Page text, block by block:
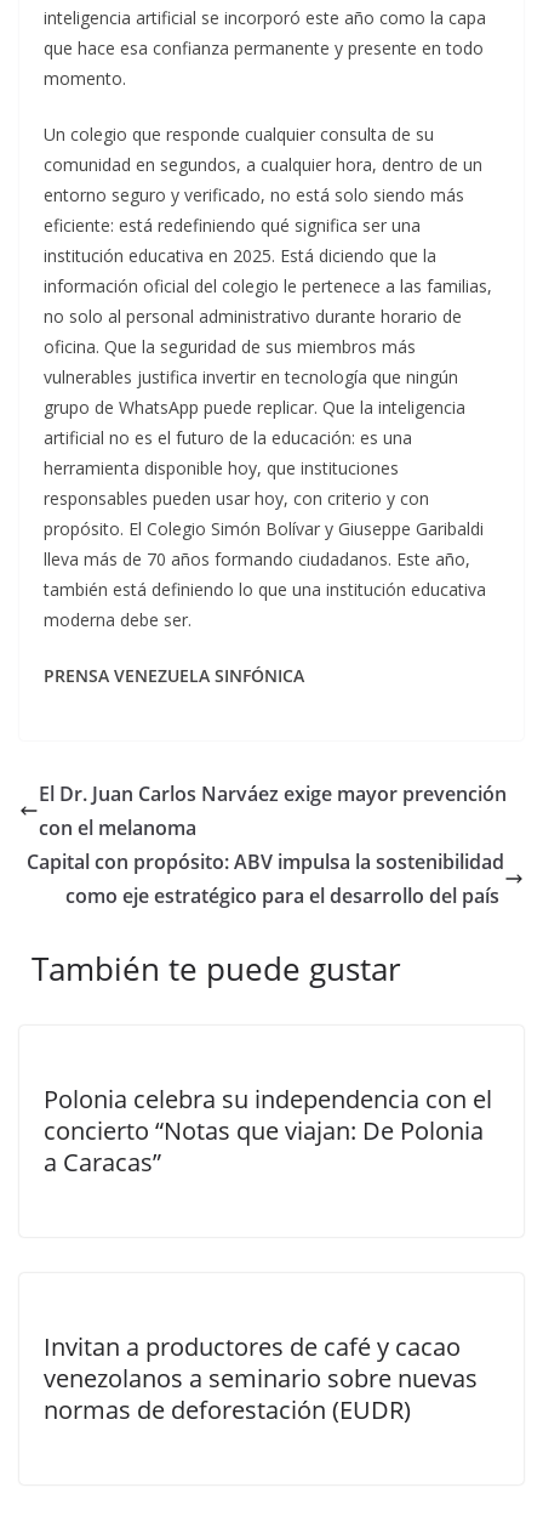
inteligencia artificial se incorporó este año como la capa
que hace esa confianza permanente y presente en todo
momento.
Un colegio que responde cualquier consulta de su
comunidad en segundos, a cualquier hora, dentro de un
entorno seguro y verificado, no está solo siendo más
eficiente: está redefiniendo qué significa ser una
institución educativa en 2025. Está diciendo que la
información oficial del colegio le pertenece a las familias,
no solo al personal administrativo durante horario de
oficina. Que la seguridad de sus miembros más
vulnerables justifica invertir en tecnología que ningún
grupo de WhatsApp puede replicar. Que la inteligencia
artificial no es el futuro de la educación: es una
herramienta disponible hoy, que instituciones
responsables pueden usar hoy, con criterio y con
propósito. El Colegio Simón Bolívar y Giuseppe Garibaldi
lleva más de 70 años formando ciudadanos. Este año,
también está definiendo lo que una institución educativa
moderna debe ser.
PRENSA VENEZUELA SINFÓNICA
El Dr. Juan Carlos Narváez exige mayor prevención
con el melanoma
Capital con propósito: ABV impulsa la sostenibilidad
como eje estratégico para el desarrollo del país
También te puede gustar
Polonia celebra su independencia con el
concierto “Notas que viajan: De Polonia
a Caracas”
Invitan a productores de café y cacao
venezolanos a seminario sobre nuevas
normas de deforestación (EUDR)